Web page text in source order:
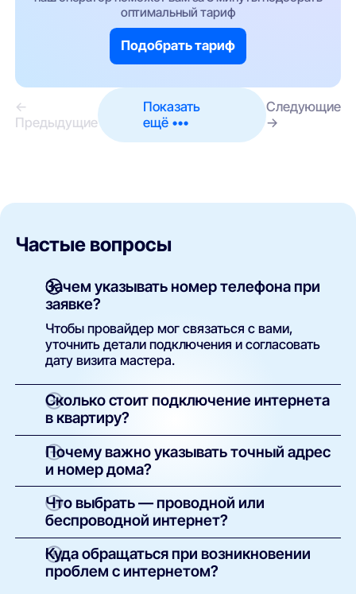
оптимальный тариф
Подобрать тариф
←
Предыдущие
Показать
ещё •••
Следующие
→
Частые вопросы
Зачем указывать номер телефона при
заявке?
Чтобы провайдер мог связаться с вами,
уточнить детали подключения и согласовать
дату визита мастера.
Сколько стоит подключение интернета
в квартиру?
Как правило, установка бесплатна. Вы
оплачиваете только тариф. В некоторых
случаях возможна плата за оборудование —
сумма указывается в условиях конкретного
предложения.
Почему важно указывать точный адрес
и номер дома?
Это необходимо для технической проверки.
Только по точному адресу система может
определить, какие провайдеры доступны в
вашем доме и какие услуги можно подключить.
Что выбрать — проводной или
беспроводной интернет?
Проводной (оптоволоконный) — надёжный и
быстрый, подходит для стабильной работы,
онлайн-игр и стриминга.
Куда обращаться при возникновении
проблем с интернетом?